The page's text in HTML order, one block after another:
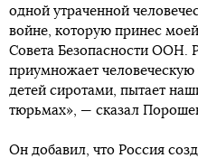
одной утраченной
войне, которую принес
Совета Безопасности ООН.
приумножает человеческую
детей сиротами, пытает
тюрьмах», — сказал
Он добавил, что Россия